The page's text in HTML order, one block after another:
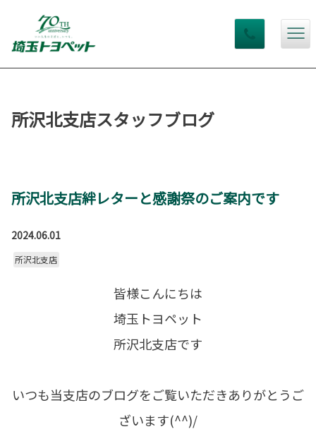
所沢北支店スタッフブログ
所沢北支店絆レターと感謝祭のご案内です
2024.06.01
所沢北支店
皆様こんにちは
埼玉トヨペット
所沢北支店です
いつも当支店のブログをご覧いただきありがとうご
ざいます(^^)/